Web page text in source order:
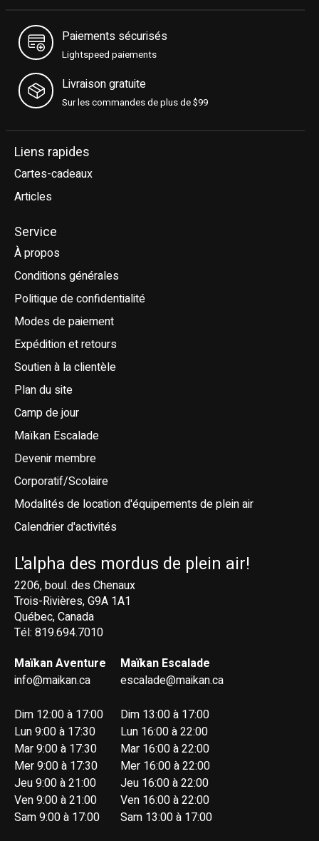
Paiements sécurisés
Lightspeed paiements
Livraison gratuite
Sur les commandes de plus de $99
Liens rapides
Cartes-cadeaux
Articles
Service
À propos
Conditions générales
Politique de confidentialité
Modes de paiement
Expédition et retours
Soutien à la clientèle
Plan du site
Camp de jour
Maïkan Escalade
Devenir membre
Corporatif/Scolaire
Modalités de location d'équipements de plein air
Calendrier d'activités
L'alpha des mordus de plein air!
2206, boul. des Chenaux
Trois-Rivières, G9A 1A1
Québec, Canada
Tél: 819.694.7010
Maïkan Aventure
info@maikan.ca
Dim 12:00 à 17:00
Lun 9:00 à 17:30
Mar 9:00 à 17:30
Mer 9:00 à 17:30
Jeu 9:00 à 21:00
Ven 9:00 à 21:00
Sam 9:00 à 17:00
Maïkan Escalade
escalade@maikan.ca
Dim 13:00 à 17:00
Lun 16:00 à 22:00
Mar 16:00 à 22:00
Mer 16:00 à 22:00
Jeu 16:00 à 22:00
Ven 16:00 à 22:00
Sam 13:00 à 17:00